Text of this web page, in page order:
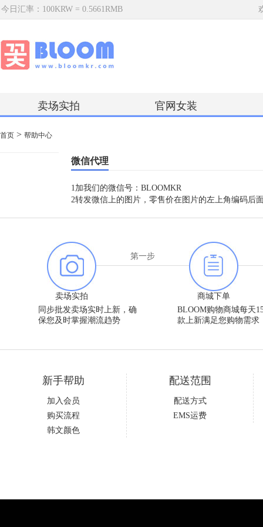
今日汇率：100KRW = 0.5661RMB
卖场实拍 官网女装
首页 > 帮助中心
微信代理
1加我们的微信号：BLOOMKR
2转发微信上的图片，零售价在图片的左上角编码后
卖场实拍
第一步
商城下单
同步批发卖场实时上新，确
保您及时掌握潮流趋势
BLOOM购物商城每天
款上新满足您购物需求
新手帮助
加入会员
购买流程
韩文颜色
配送范围
配送方式
EMS运费